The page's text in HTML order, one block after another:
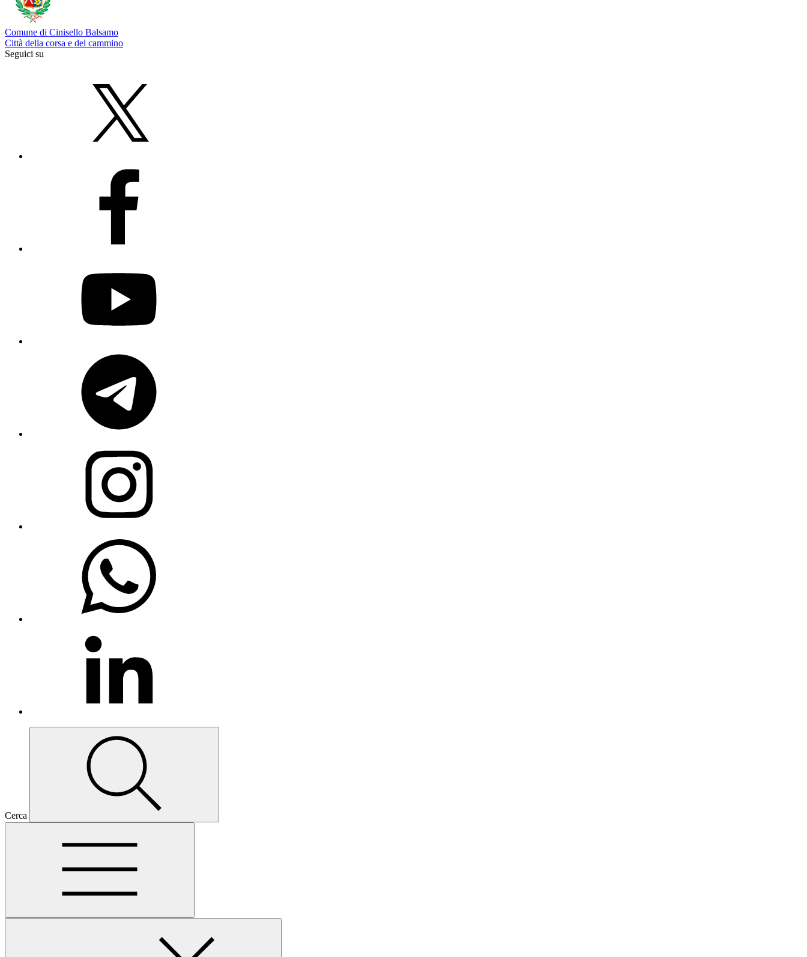
Comune di Cinisello Balsamo
Città della corsa e del cammino
Seguici su
Cerca